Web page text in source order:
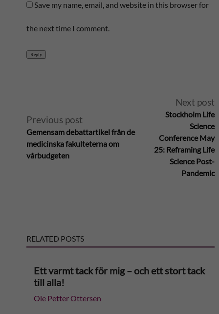
Save my name, email, and website in this browser for
the next time I comment.
Reply
t
a
Previous post
Gemensam debattartikel från de
medicinska fakulteterna om
vårbudgeten
Next post
Stockholm Life
Science
Conference May
25: Reframing Life
Science Post-
Pandemic
RELATED POSTS
Ett varmt tack för mig – och ett stort tack
till alla!
Ole Petter Ottersen